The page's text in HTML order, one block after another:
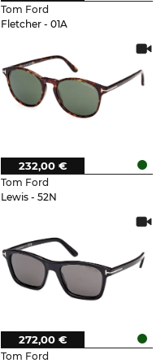
Tom Ford
Fletcher - 01A
Tom Ford
Lewis - 52N
232,00 €
Tom Ford
272,00 €